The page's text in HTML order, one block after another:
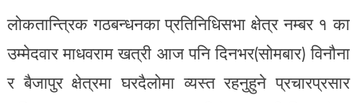
लोकतान्त्रिक गठबन्धनका प्रतिनिधिसभा क्षेत्र नम्बर १ का
उम्मेदवार माधवराम खत्री आज पनि दिनभर(सोमबार) विनौना
र बैजापुर क्षेत्रमा घरदैलोमा व्यस्त रहनुहुने प्रचारप्रसार